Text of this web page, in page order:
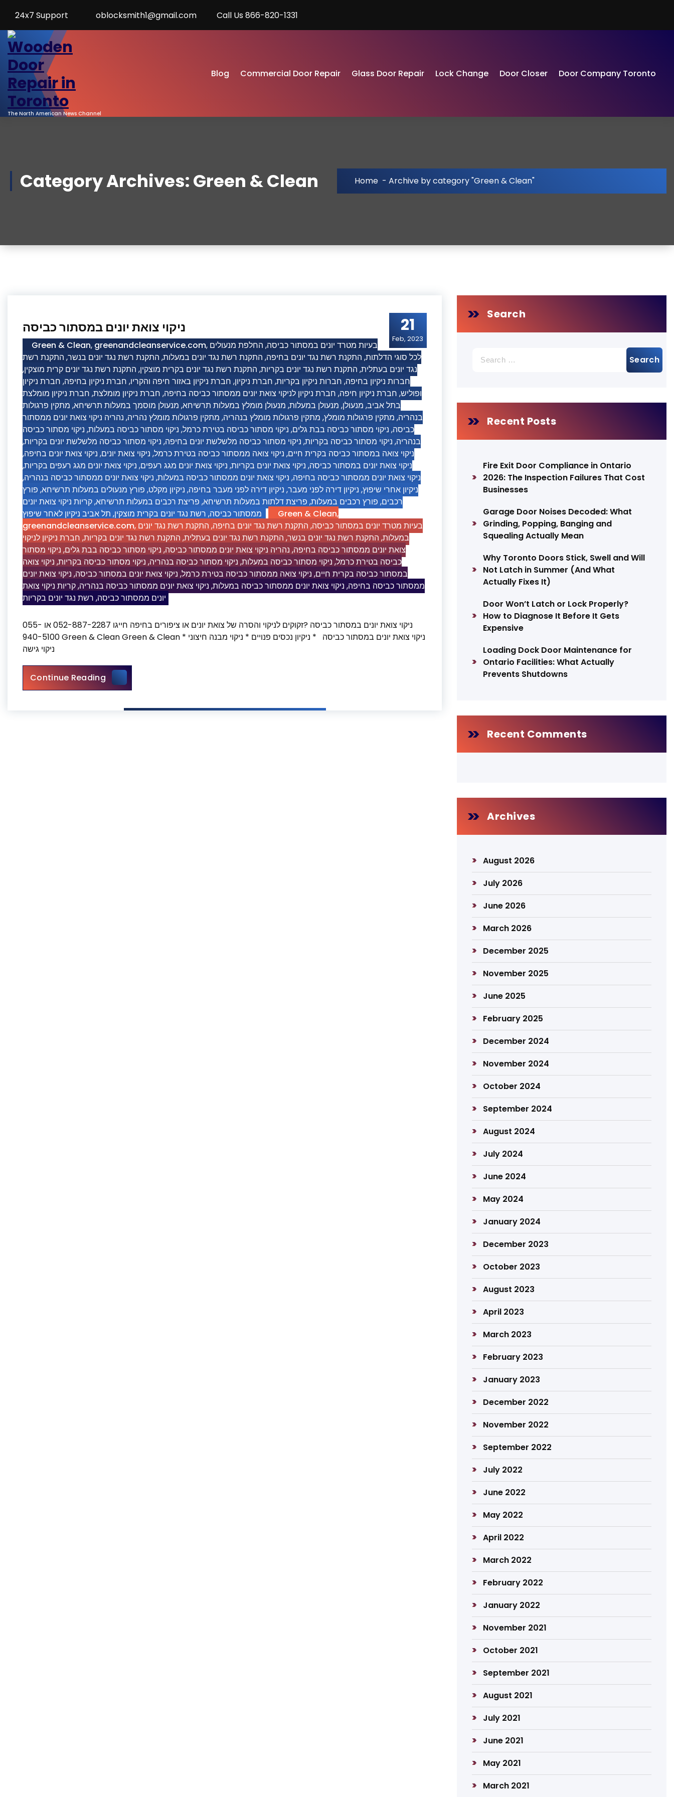
Content
24x7 Support oblocksmith1@gmail.com Call Us 866-820-1331
The North American News Channel
Blog Commercial Door Repair Glass Door Repair Lock Change Door Closer Door Company Toronto
Category Archives: Green & Clean Home - Archive by category "Green & Clean"
21
Feb, 2023
ניקוי צואת יונים במסתור כביסה
Green & Clean, greenandcleanservice.com, בעיות מטרד יונים במסתור כביסה, החלפת מנעולים
לכל סוגי הדלתות, התקנת רשת נגד יונים בחיפה, התקנת רשת נגד יונים במעלות, התקנת רשת נגד יונים בנשר, התקנת רשת
נגד יונים בעתלית, התקנת רשת נגד יונים בקריות, התקנת רשת נגד יונים בקרית מוצקין, התקנת רשת נגד יונים קרית מוצקין,
חברות ניקיון בחיפה, חברות ניקיון בקריות, חברת ניקיון, חברת ניקיון באזור חיפה והקריו, חברת ניקיון בחיפה, חברת ניקיון
ופוליש, חברת ניקיון חיפה, חברת ניקיון לניקוי צואת יונים ממסתור כביסה בחיפה, חברת ניקיון מומלצת, חברת ניקיון מומלצת
בתל אביב, מנעולן, מנעולן במעלות, מנעולן מומלץ במעלות תרשיחא, מנעולן מוסמך במעלות תרשיחא, מתקין פרגולות
בנהריה, מתקין פרגולות מומלץ, מתקין פרגולות מומלץ בנהריה, מתקין פרגולות מומלץ נהריה, נהריה ניקוי צואת יונים ממסתור
כביסה, ניקוי מסתור כביסה בבת גלים, ניקוי מסתור כביסה בטירת כרמל, ניקוי מסתור כביסה במעלות, ניקוי מסתור כביסה
בנהריה, ניקוי מסתור כביסה בקריות, ניקוי מסתור כביסה מלשלשת יונים בחיפה, ניקוי מסתור כביסה מלשלשת יונים בקריות,
ניקוי צואה במסתור כביסה בקרית חיים, ניקוי צואה ממסתור כביסה בטירת כרמל, ניקוי צואת יונים, ניקוי צואת יונים בחיפה,
ניקוי צואת יונים במסתור כביסה, ניקוי צואת יונים בקריות, ניקוי צואת יונים מגג רעפים, ניקוי צואת יונים מגג רעפים בקריות,
ניקוי צואת יונים ממסתור כביסה בחיפה, ניקוי צואת יונים ממסתור כביסה במעלות, ניקוי צואת יונים ממסתור כביסה בנהריה,
ניקיון אחרי שיפוץ, ניקיון דירה לפני מעבר, ניקיון דירה לפני מעבר בחיפה, ניקיון מקלט, פורץ מנעולים במעלות תרשיחא, פורץ
רכבים, פורץ רכבים במעלות, פריצת דלתות במעלות תרשיחא, פריצת רכבים במעלות תרשיחא,קריות ניקוי צואת יונים
ממסתור כביסה, רשת נגד יונים בקרית מוצקין, תל אביב ניקיון לאחר שיפוץ Green & Clean,
greenandcleanservice.com, בעיות מטרד יונים במסתור כביסה, התקנת רשת נגד יונים בחיפה, התקנת רשת נגד יונים
במעלות, התקנת רשת נגד יונים בנשר, התקנת רשת נגד יונים בעתלית, התקנת רשת נגד יונים בקריות, חברת ניקיון לניקוי
צואת יונים ממסתור כביסה בחיפה, נהריה ניקוי צואת יונים ממסתור כביסה, ניקוי מסתור כביסה בבת גלים, ניקוי מסתור
כביסה בטירת כרמל, ניקוי מסתור כביסה במעלות, ניקוי מסתור כביסה בנהריה, ניקוי מסתור כביסה בקריות, ניקוי צואה
במסתור כביסה בקרית חיים, ניקוי צואה ממסתור כביסה בטירת כרמל, ניקוי צואת יונים במסתור כביסה, ניקוי צואת יונים
ממסתור כביסה בחיפה, ניקוי צואת יונים ממסתור כביסה במעלות, ניקוי צואת יונים ממסתור כביסה בנהריה,קריות ניקוי צואת
יונים ממסתור כביסה, רשת נגד יונים בקריות
ניקוי צואת יונים במסתור כביסה ?זקוקים לניקוי והסרה של צואת יונים או ציפורים בחיפה חייגו 052-887-2287 או 055-
940-5100 Green & Clean Green & Clean ניקוי צואת יונים במסתור כביסה * ניקיון נכסים פנויים * ניקוי מבנה חיצוני *
ניקוי גישה
Continue Readingניקוי צואת יונים במסתור כביסה
Search
for:
Recent Posts
Fire Exit Door Compliance in Ontario
2026: The Inspection Failures That Cost
Businesses
Garage Door Noises Decoded: What
Grinding, Popping, Banging and
Squealing Actually Mean
Why Toronto Doors Stick, Swell and Will
Not Latch in Summer (And What
Actually Fixes It)
Door Won’t Latch or Lock Properly?
How to Diagnose It Before It Gets
Expensive
Loading Dock Door Maintenance for
Ontario Facilities: What Actually
Prevents Shutdowns
Recent Comments
Archives
August 2026
July 2026
June 2026
March 2026
December 2025
November 2025
June 2025
February 2025
December 2024
November 2024
October 2024
September 2024
August 2024
July 2024
June 2024
May 2024
January 2024
December 2023
October 2023
August 2023
April 2023
March 2023
February 2023
January 2023
December 2022
November 2022
September 2022
July 2022
June 2022
May 2022
April 2022
March 2022
February 2022
January 2022
November 2021
October 2021
September 2021
August 2021
July 2021
June 2021
May 2021
March 2021